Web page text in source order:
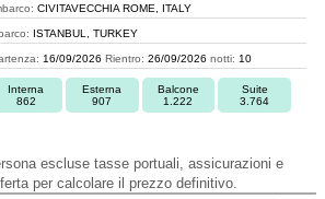
CIVITAVECCHIA ROME, ITALY
ISTANBUL, TURKEY
16/09/2026 Rientro: 26/09/2026 notti: 10
Interna
862
Esterna
907
Balcone
1.222
Suite
3.764
escluse tasse portuali, assicurazioni e
per calcolare il prezzo definitivo.